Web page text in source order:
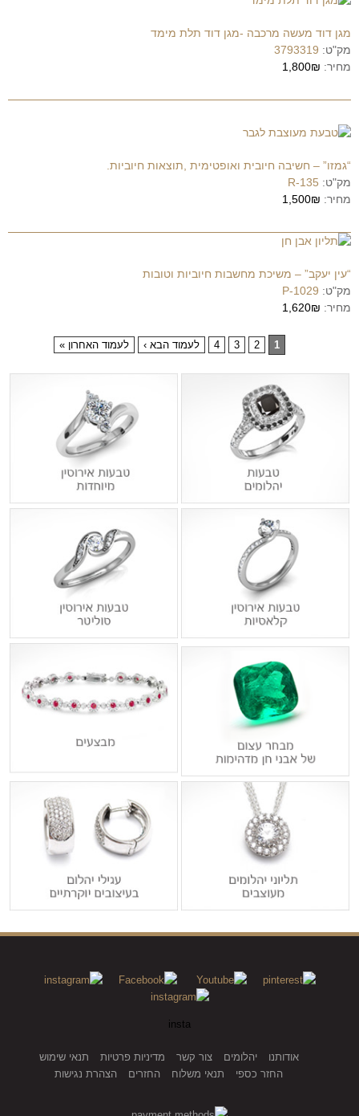
מגן דוד מעשה מרכבה -מגן דוד תלת מימד
מק"ט: 3793319
מחיר: 1,800₪
“גמזו” – חשיבה חיובית ואופטימית ,תוצאות חיוביות.
מק"ט: R-135
מחיר: 1,500₪
“עין יעקב” – משיכת מחשבות חיוביות וטובות
מק"ט: P-1029
מחיר: 1,620₪
1
2
3
4 לעמוד הבא › לעמוד האחרון »
insta
אודותנו יהלומים צור קשר מדיניות פרטיות
תנאי שימוש
החזר כספי
תנאי משלוח החזרים הצהרת נגישות